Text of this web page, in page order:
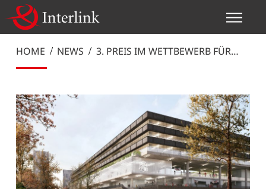
HOME NEWS
3. PREIS IM WETTBEWERB FÜR